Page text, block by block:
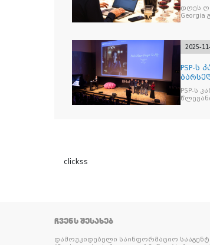
დღეს
2025-
PSP-ს
ჯილდო
PSP-ს
clickss
ᲩᲕᲔᲜᲡ ᲨᲔᲡᲐᲮᲔᲑ
დამოუკიდებელი საინფორმაციო